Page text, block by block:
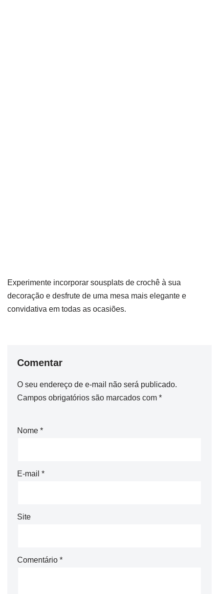
Experimente incorporar sousplats de crochê à sua
decoração e desfrute de uma mesa mais elegante e
convidativa em todas as ocasiões.
Comentar
O seu endereço de e-mail não será publicado.
Campos obrigatórios são marcados com *
Nome *
E-mail *
Site
Comentário *